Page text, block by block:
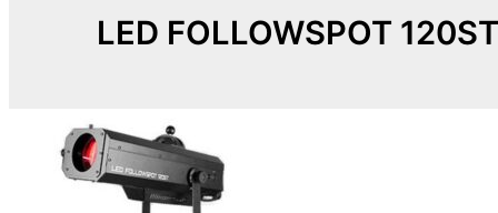
LED FOLLOWSPOT 120ST